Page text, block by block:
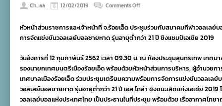
Ch...aa 12/02/2019 Comments Offon
ร่วม
ประชุม
พร้อม
จ.ร้อยเอ็ด
ตบ
ชายหาด
ไม่
เกิน
หัวหน้าส่วนราชการและเจ้าหน้าที่ จ.ร้อยเอ็ด ประชุมร่วมกับสมาคมกีฬาวอลเลย์
การจัดแข่งขันวอลเลย์บอลชายหาด รุ่นอายุต่ำกว่า 21 ปี ชิงแชมป์เอเชีย 2019
วันอังคารที่ 12 กุมภาพันธ์ 2562 เวลา 09.30 น. ณ ห้องประชุมสุนทรเทพ เทศบ
รองนายกเทศมนตรีเมืองร้อยเอ็ด พร้อมด้วยหัวหน้าส่วนการบริหาร, ผู้อำนวยก
เทศบาลเมืองร้อยเอ็ด ร่วมประชุมเตรียมความพร้อมการจัดการแข่งขันวอลเลย์บ
วอลเลย์บอลชายหาด รุ่นอายุต่ำกว่า 21 ปี เอส โคล่า ชิงชนะเลิศแห่งเอเชีย
วอลเลย์บอลแห่งประเทศไทย เป็นประธานในที่ประชุม พร้อมด้วย เรืออากาศโทช